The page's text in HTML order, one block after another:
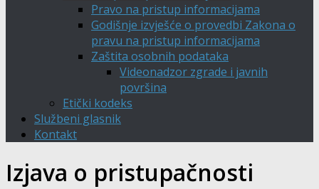
Pravo na pristup informacijama
Godišnje izvješće o provedbi Zakona o
pravu na pristup informacijama
Zaštita osobnih podataka
Videonadzor zgrade i javnih
površina
Etički kodeks
Službeni glasnik
Kontakt
Izjava o pristupačnosti